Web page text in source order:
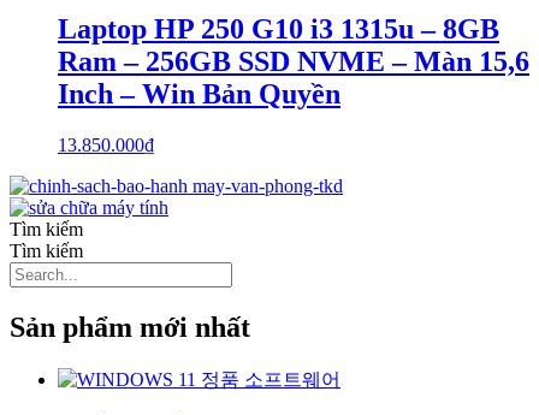
Laptop HP 250 G10 i3 1315u – 8GB
Ram – 256GB SSD NVME – Màn 15,6
Inch – Win Bản Quyền
13.850.000₫
Tìm kiếm
Tìm kiếm
Sản phẩm mới nhất